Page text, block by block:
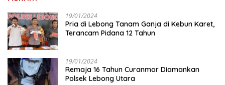
19/01/2024
Pria di Lebong Tanam Ganja di Kebun Karet,
Terancam Pidana 12 Tahun
19/01/2024
Remaja 16 Tahun Curanmor Diamankan
Polsek Lebong Utara